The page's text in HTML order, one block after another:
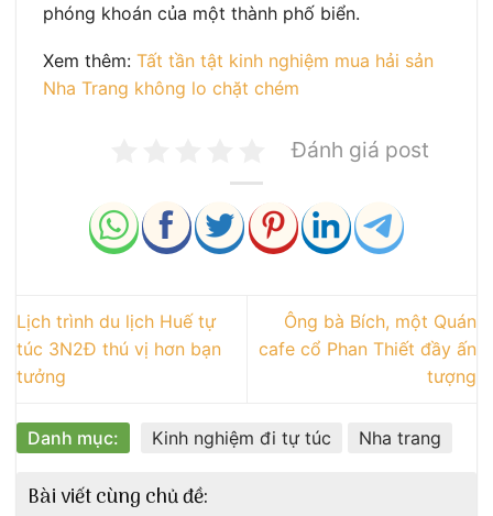
phóng khoán của một thành phố biển.
Xem thêm: Tất tần tật kinh nghiệm mua hải sản
Nha Trang không lo chặt chém
Đánh giá post
Lịch trình du lịch Huế tự
túc 3N2Đ thú vị hơn bạn
tưởng
Ông bà Bích, một Quán
cafe cổ Phan Thiết đầy ấn
tượng
Danh mục: Kinh nghiệm đi tự túc Nha trang
Bài viết cùng chủ đề: